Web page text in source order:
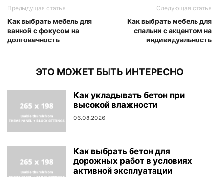
Предыдущая статья
Как выбрать мебель для
ванной с фокусом на
долговечность
Следующая статья
Как выбрать мебель для
спальни с акцентом на
индивидуальность
ЭТО МОЖЕТ БЫТЬ ИНТЕРЕСНО
Как укладывать бетон при
высокой влажности
06.08.2026
Как выбрать бетон для
дорожных работ в условиях
активной эксплуатации